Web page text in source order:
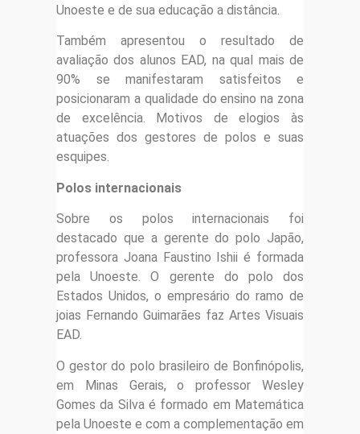
Unoeste e de sua educação a distância.
Também apresentou o resultado de
avaliação dos alunos EAD, na qual mais de
90% se manifestaram satisfeitos e
posicionaram a qualidade do ensino na zona
de excelência. Motivos de elogios às
atuações dos gestores de polos e suas
esquipes.
Polos internacionais
Sobre os polos internacionais foi
destacado que a gerente do polo Japão,
professora Joana Faustino Ishii é formada
pela Unoeste. O gerente do polo dos
Estados Unidos, o empresário do ramo de
joias Fernando Guimarães faz Artes Visuais
EAD.
O gestor do polo brasileiro de Bonfinópolis,
em Minas Gerais, o professor Wesley
Gomes da Silva é formado em Matemática
pela Unoeste e com a complementação em